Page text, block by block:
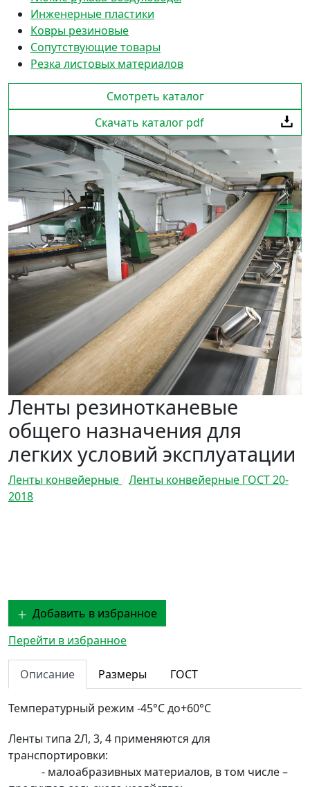
Инженерные пластики
Ковры резиновые
Сопутствующие товары
Резка листовых материалов
Смотреть каталог
Скачать каталог pdf
Ленты резинотканевые
общего назначения для
легких условий эксплуатации
Ленты конвейерные
Ленты конвейерные ГОСТ 20-
2018
Добавить в избранное
Перейти в избранное
Описание Размеры ГОСТ
Температурный режим -45°С до+60°С
Ленты типа 2Л, 3, 4 применяются для
транспортировки:
- малоабразивных материалов, в том числе –